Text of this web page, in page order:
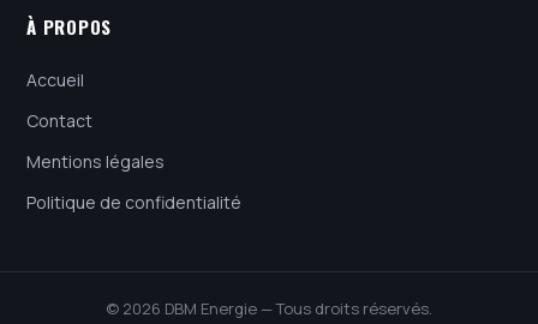
À PROPOS
Accueil
Contact
Mentions légales
Politique de confidentialité
© 2026 DBM Energie — Tous droits réservés.